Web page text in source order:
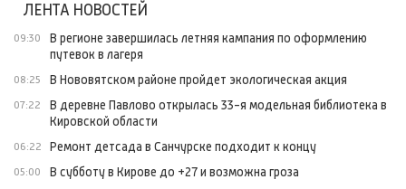
ЛЕНТА НОВОСТЕЙ
09:30
В регионе завершилась летняя кампания по оформлению
путевок в лагеря
08:25 В Нововятском районе пройдет экологическая акция
07:22
В деревне Павлово открылась 33-я модельная библиотека в
Кировской области
06:22 Ремонт детсада в Санчурске подходит к концу
05:00 В субботу в Кирове до +27 и возможна гроза